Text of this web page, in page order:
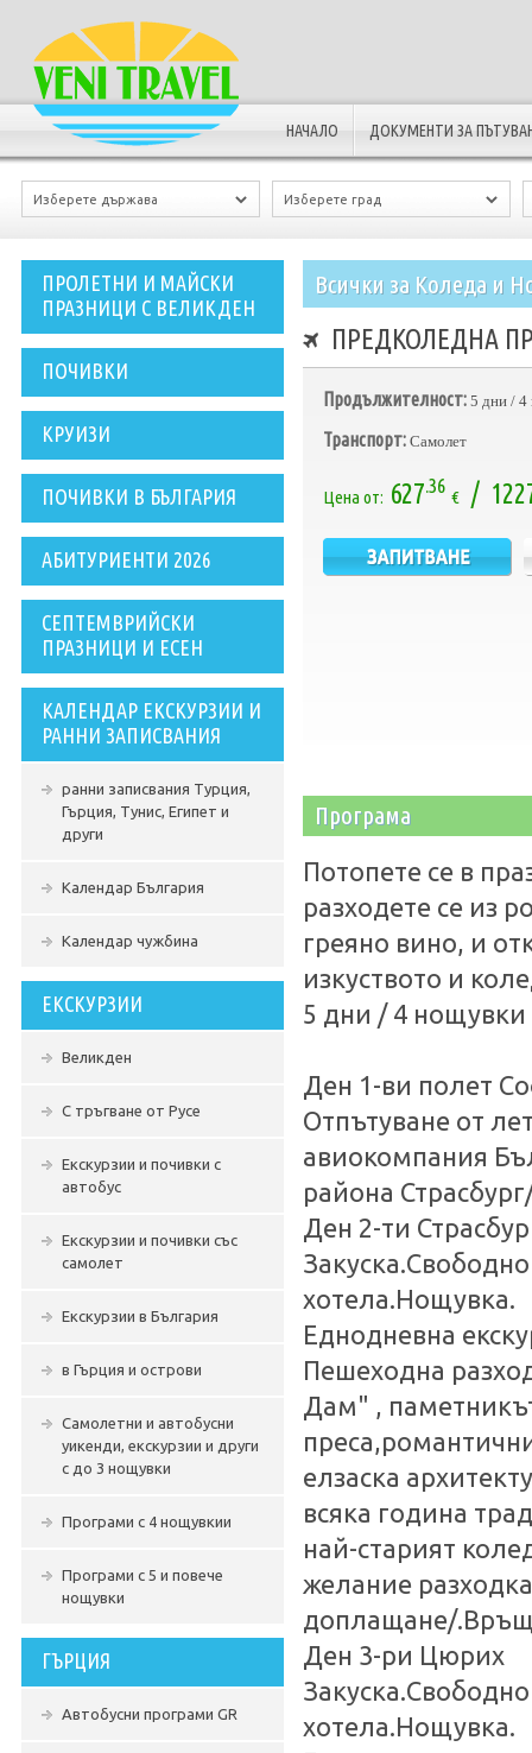
НАЧАЛО ДОКУМЕНТИ ЗА
ПРОЛЕТНИ И МАЙСКИ
ПРАЗНИЦИ С ВЕЛИКДЕН
ПОЧИВКИ
КРУИЗИ
ПОЧИВКИ В БЪЛГАРИЯ
АБИТУРИЕНТИ 2026
СЕПТЕМВРИЙСКИ
ПРАЗНИЦИ И ЕСЕН
КАЛЕНДАР ЕКСКУРЗИИ И
РАННИ ЗАПИСВАНИЯ
ранни записвания Турция,
Гърция, Тунис, Египет и
други
Календар България
Календар чужбина
ЕКСКУРЗИИ
Великден
С тръгване от Русе
Екскурзии и почивки с
автобус
Екскурзии и почивки със
самолет
Екскурзии в България
в Гърция и острови
Самолетни и автобусни
уикенди, екскурзии и други
с до 3 нощувки
Програми с 4 нощувкии
Програми с 5 и повече
нощувки
ГЪРЦИЯ
Автобусни програми GR
Всички за Коледа и
ПРЕДКОЛЕДНА
Продължителност: 5 дни / 4
Транспорт: Самолет
Цена от: 627.36
€ /
Програма
Потопете се в
разходете се из
греяно вино, и
изкуството и
5 дни / 4 нощувки
Ден 1-ви полет
Отпътуване от
авиокомпания
района
Ден 2-ти
хотела.Нощувка.
Еднодневна
Пешеходна
Дам" ,
елзаска
всяка година
най-старият
желание
доплащане/
Ден 3-ри Цюрих
хотела.Нощувка.